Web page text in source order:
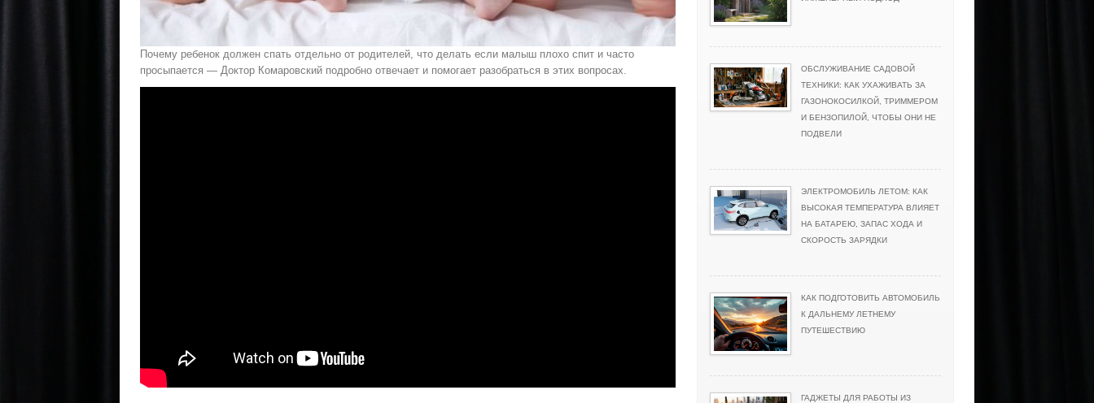
Почему ребенок должен спать отдельно от родителей, что делать если малыш плохо спит и часто
просыпается — Доктор Комаровский подробно отвечает и помогает разобраться в этих вопросах.
ОБСЛУЖИВАНИЕ САДОВОЙ
ТЕХНИКИ: КАК УХАЖИВАТЬ ЗА
ГАЗОНОКОСИЛКОЙ, ТРИММЕРОМ
И БЕНЗОПИЛОЙ, ЧТОБЫ ОНИ НЕ
ПОДВЕЛИ
ЭЛЕКТРОМОБИЛЬ ЛЕТОМ: КАК
ВЫСОКАЯ ТЕМПЕРАТУРА ВЛИЯЕТ
НА БАТАРЕЮ, ЗАПАС ХОДА И
СКОРОСТЬ ЗАРЯДКИ
КАК ПОДГОТОВИТЬ АВТОМОБИЛЬ
К ДАЛЬНЕМУ ЛЕТНЕМУ
ПУТЕШЕСТВИЮ
ГАДЖЕТЫ ДЛЯ РАБОТЫ ИЗ